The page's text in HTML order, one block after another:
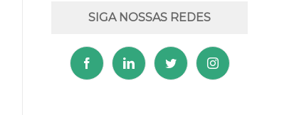
SIGA NOSSAS REDES